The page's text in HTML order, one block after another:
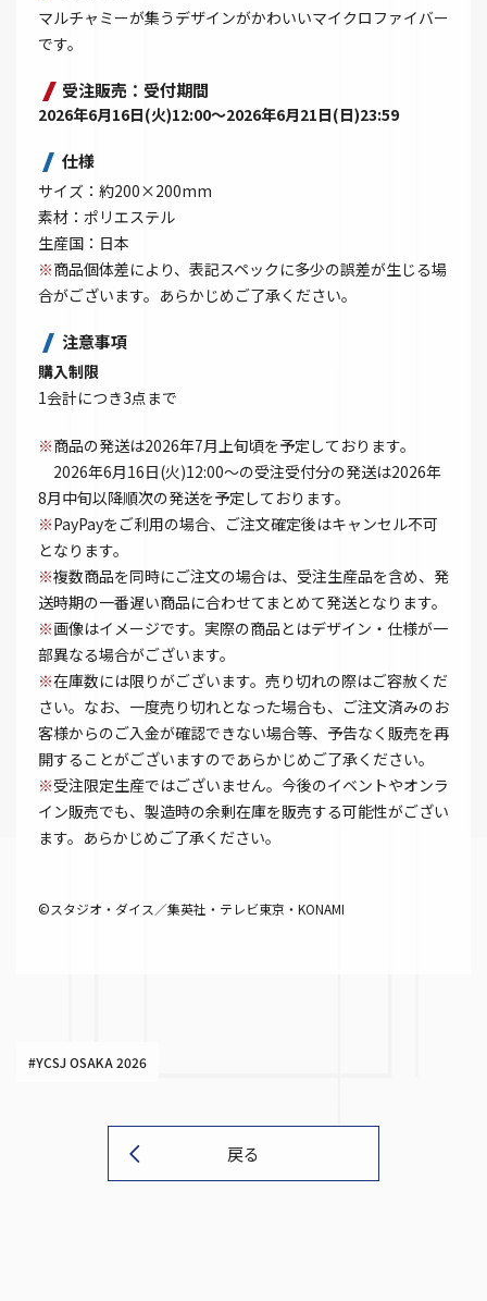
マルチャミーが集うデザインがかわいいマイクロファイバー
です。
受注販売：受付期間
2026年6月16日(火)12:00～2026年6月21日(日)23:59
仕様
サイズ：約200×200mm
素材：ポリエステル
生産国：日本
※商品個体差により、表記スペックに多少の誤差が生じる場
合がございます。あらかじめご了承ください。
注意事項
購入制限
1会計につき3点まで
※商品の発送は2026年7月上旬頃を予定しております。
2026年6月16日(火)12:00～の受注受付分の発送は2026年
8月中旬以降順次の発送を予定しております。
※PayPayをご利用の場合、ご注文確定後はキャンセル不可
となります。
※複数商品を同時にご注文の場合は、受注生産品を含め、発
送時期の一番遅い商品に合わせてまとめて発送となります。
※画像はイメージです。実際の商品とはデザイン・仕様が一
部異なる場合がございます。
※在庫数には限りがございます。売り切れの際はご容赦くだ
さい。なお、一度売り切れとなった場合も、ご注文済みのお
客様からのご入金が確認できない場合等、予告なく販売を再
開することがございますのであらかじめご了承ください。
※受注限定生産ではございません。今後のイベントやオンラ
イン販売でも、製造時の余剰在庫を販売する可能性がござい
ます。あらかじめご了承ください。
©スタジオ・ダイス／集英社・テレビ東京・KONAMI
#YCSJ OSAKA 2026
戻る